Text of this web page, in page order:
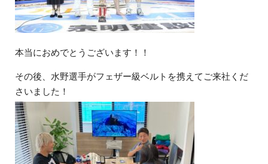
本当におめでとうございます！！
その後、水野選手がフェザー級ベルトを携えてご来社くだ
さいました！